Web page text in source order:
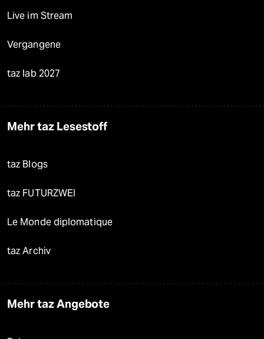
Live im Stream
Vergangene
taz lab 2027
Mehr taz Lesestoff
taz Blogs
taz FUTURZWEI
Le Monde diplomatique
taz Archiv
Mehr taz Angebote